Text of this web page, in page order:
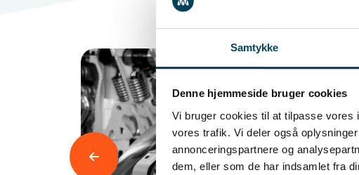
Samtykke
Denne hjemmeside bruger cookies
Vi bruger cookies til at tilpasse vores
vores trafik. Vi deler også
annonceringspartnere og
dem, eller som de har indsamlet fra